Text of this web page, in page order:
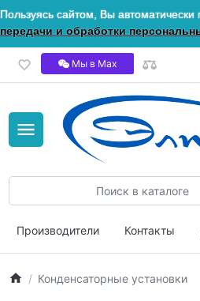
Пользуясь сайтом, Вы автоматически
передачи и обработки
Мы в Мах
Производители Контакты
Конденсаторные установки